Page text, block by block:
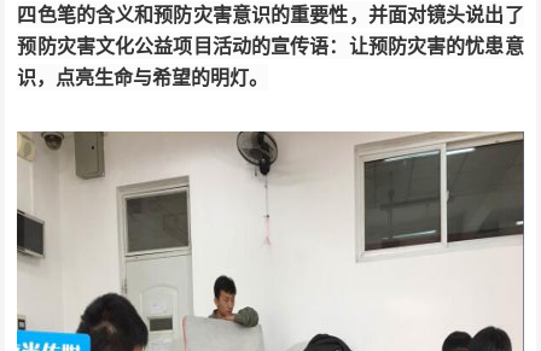
四色笔的含义和预防灾害意识的重要性，并面对镜头说出了
预防灾害文化公益项目活动的宣传语：让预防灾害的忧患意
识，点亮生命与希望的明灯。